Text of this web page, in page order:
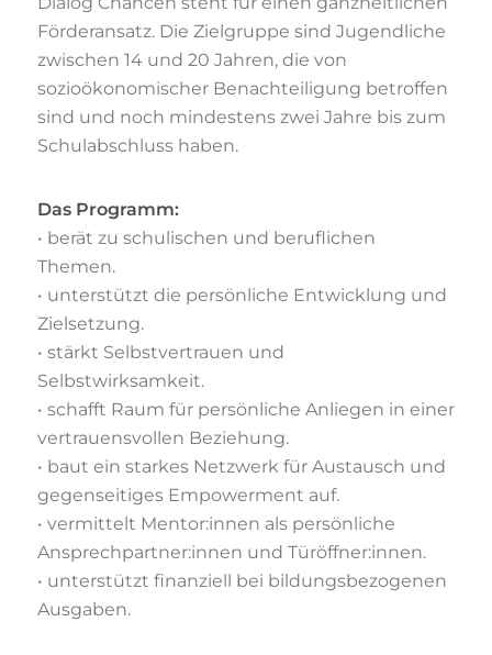
Förderansatz. Die Zielgruppe sind Jugendliche
zwischen 14 und 20 Jahren, die von
sozioökonomischer Benachteiligung betroffen
sind und noch mindestens zwei Jahre bis zum
Schulabschluss haben.
Das Programm:
• berät zu schulischen und beruflichen
Themen.
• unterstützt die persönliche Entwicklung und
Zielsetzung.
• stärkt Selbstvertrauen und
Selbstwirksamkeit.
• schafft Raum für persönliche Anliegen in einer
vertrauensvollen Beziehung.
• baut ein starkes Netzwerk für Austausch und
gegenseitiges Empowerment auf.
• vermittelt Mentor:innen als persönliche
Ansprechpartner:innen und Türöffner:innen.
• unterstützt finanziell bei bildungsbezogenen
Ausgaben.